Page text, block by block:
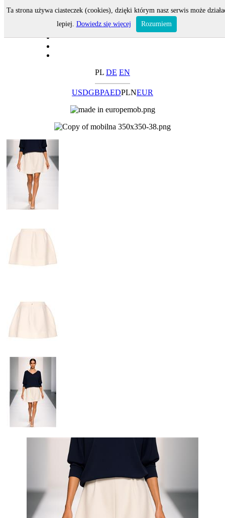
PL DE EN
USDGBPAEDPLNEUR
Ta strona używa ciasteczek (cookies), dzięki którym nasz serwis może
lepiej. Dowiedz się więcej Rozumiem